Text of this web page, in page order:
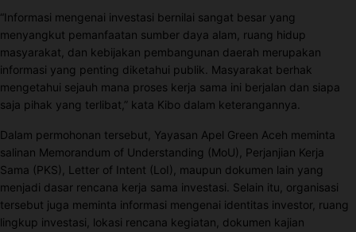
“Informasi mengenai investasi bernilai sangat besar yang
menyangkut pemanfaatan sumber daya alam, ruang hidup
masyarakat, dan kebijakan pembangunan daerah merupakan
informasi yang penting diketahui publik. Masyarakat berhak
mengetahui sejauh mana proses kerja sama ini berjalan dan siapa
saja pihak yang terlibat,” kata Kibo dalam keterangannya.
Dalam permohonan tersebut, Yayasan Apel Green Aceh meminta
salinan Memorandum of Understanding (MoU), Perjanjian Kerja
Sama (PKS), Letter of Intent (LoI), maupun dokumen lain yang
menjadi dasar rencana kerja sama investasi. Selain itu, organisasi
tersebut juga meminta informasi mengenai identitas investor, ruang
lingkup investasi, lokasi rencana kegiatan, dokumen kajian